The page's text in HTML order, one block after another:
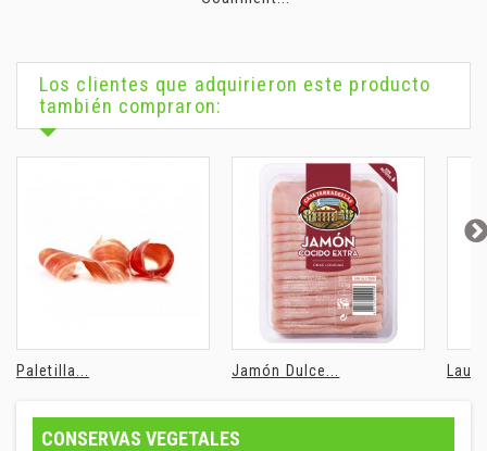
Los clientes que adquirieron este producto
también compraron:
Paletilla... Jamón Dulce...
CONSERVAS VEGETALES